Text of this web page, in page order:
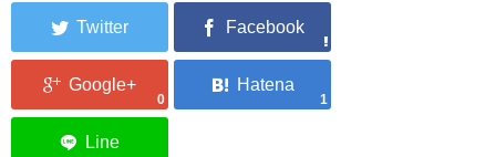
0 1